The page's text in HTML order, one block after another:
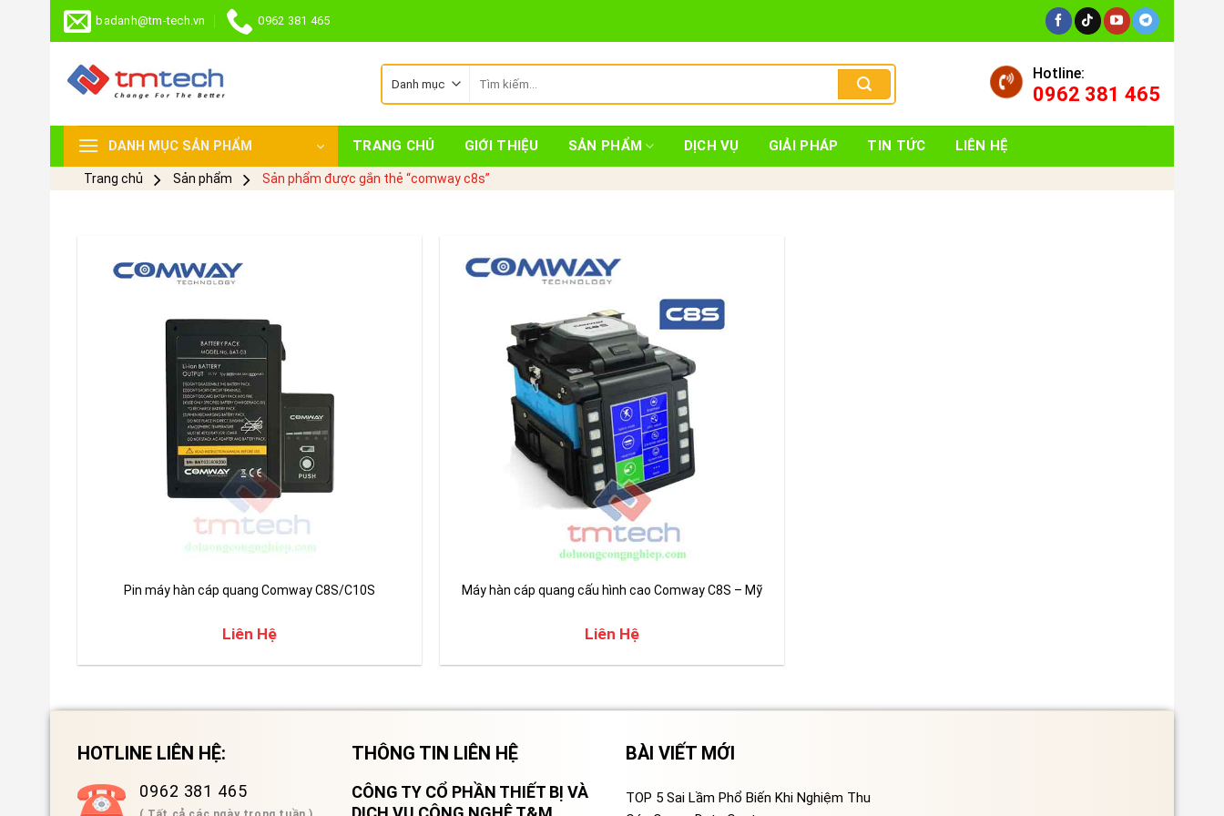
Skip
badanh@tm-tech.vn 0962 381 465
kiếm:
Hotline:
0962 381 465
DANH MỤC SẢN PHẨM TRANG CHỦ GIỚI THIỆU SẢN PHẨM DỊCH VỤ GIẢI PHÁP TIN TỨC LIÊN HỆ
Trang chủ Sản phẩm Sản phẩm được gắn thẻ “comway c8s”
Pin máy hàn cáp quang Comway C8S/C10S
Liên Hệ
Máy hàn cáp quang cấu hình cao Comway C8S – Mỹ
Liên Hệ
HOTLINE LIÊN HỆ:
0962 381 465
THÔNG TIN LIÊN HỆ
CÔNG TY CỔ PHẦN THIẾT BỊ VÀ
BÀI VIẾT MỚI
TOP 5 Sai Lầm Phổ Biến Khi Nghiệm Thu